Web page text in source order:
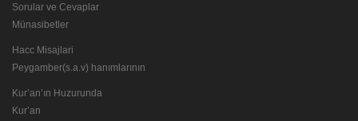
Sorular ve Cevaplar
Münasibetler
Hacc Misajlari
Peygamber(s.a.v) hanımlarının
Kur’an’ın Huzurunda
Kur’an